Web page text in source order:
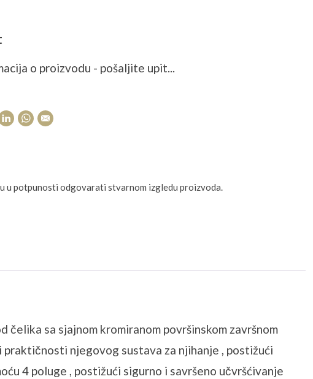
o proizvodu - pošaljite upit...
u potpunosti odgovarati stvarnom izgledu proizvoda.
čelika sa sjajnom kromiranom površinskom završnom
praktičnosti njegovog sustava za njihanje , postižući
4 poluge , postižući sigurno i savršeno učvršćivanje